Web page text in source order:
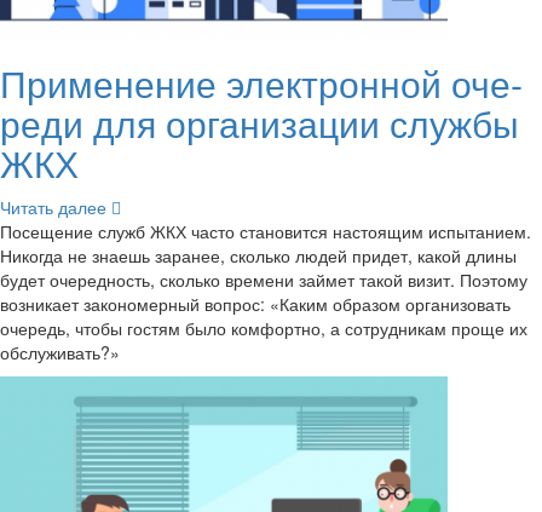
При­ме­не­ние элек­трон­ной оче­
ре­ди для ор­га­ни­за­ции служ­бы
ЖКХ
Чи­тать далее
По­се­ще­ние служб ЖКХ часто ста­но­вит­ся на­сто­я­щим ис­пы­та­ни­ем.
Ни­ко­гда не зна­ешь за­ра­нее, сколь­ко людей при­дет, какой длины
будет оче­ред­ность, сколь­ко вре­ме­ни зай­мет такой визит. По­это­му
воз­ни­ка­ет за­ко­но­мер­ный во­прос: «Каким об­ра­зом ор­га­ни­зо­вать
оче­редь, чтобы го­стям было ком­форт­но, а со­труд­ни­кам проще их
об­слу­жи­вать?»